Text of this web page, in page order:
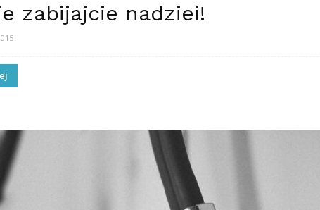
zabijajcie nadziei!